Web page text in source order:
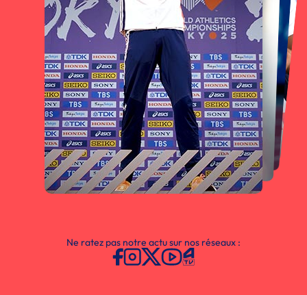
Ne ratez pas notre actu sur nos réseaux :